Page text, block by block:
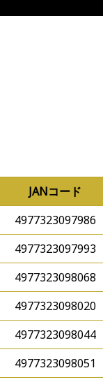
JANコード
4977323097986
4977323097993
4977323098068
4977323098020
4977323098044
4977323098051